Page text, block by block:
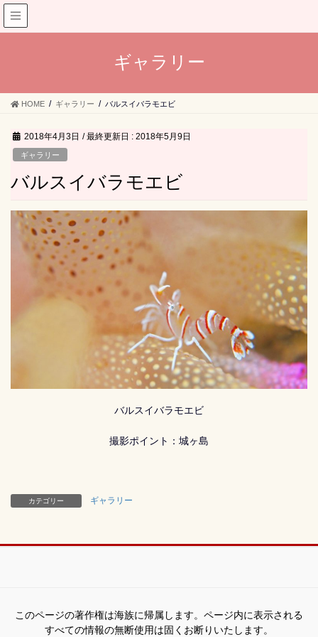
ギャラリー
HOME ギャラリー バルスイバラモエビ
2018年4月3日 / 最終更新日 : 2018年5月9日
ギャラリー
バルスイバラモエビ
バルスイバラモエビ
撮影ポイント：城ヶ島
カテゴリー ギャラリー
このページの著作権は海族に帰属します。ページ内に表示される
すべての情報の無断使用は固くお断りいたします。